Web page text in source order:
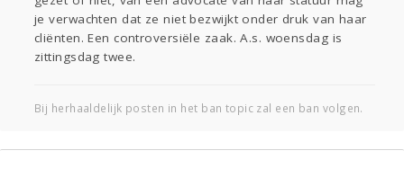
je verwachten dat ze niet bezwijkt onder druk van haar
cliënten. Een controversiële zaak. A.s. woensdag is
zittingsdag twee.
Bij herhaaldelijk posten in het ban topic zal een ban volgen.